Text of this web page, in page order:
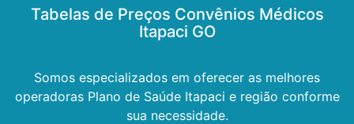
Tabelas de Preços Convênios Médicos
Itapaci GO
Somos especializados em oferecer as melhores
operadoras Plano de Saúde Itapaci e região conforme
sua necessidade.